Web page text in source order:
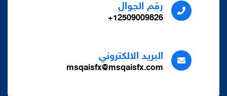
رقم الجوال
12509009826+
البريد الالكتروني
msqaisfx@msqaisfx.com